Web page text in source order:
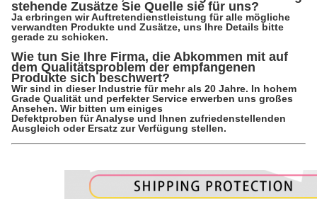
stehende Zusätze Sie Quelle sie für uns?
Ja erbringen wir Auftretendienstleistung für alle mögliche
verwandten Produkte und Zusätze, uns Ihre Details bitte
gerade zu schicken.
Wie tun Sie Ihre Firma, die Abkommen mit auf
dem Qualitätsproblem der empfangenen
Produkte sich beschwert?
Wir sind in dieser Industrie für mehr als 20 Jahre. In hohem
Grade Qualität und perfekter Service erwerben uns großes
Ansehen. Wir bitten um einiges
Defektproben für Analyse und Ihnen zufriedenstellenden
Ausgleich oder Ersatz zur Verfügung stellen.